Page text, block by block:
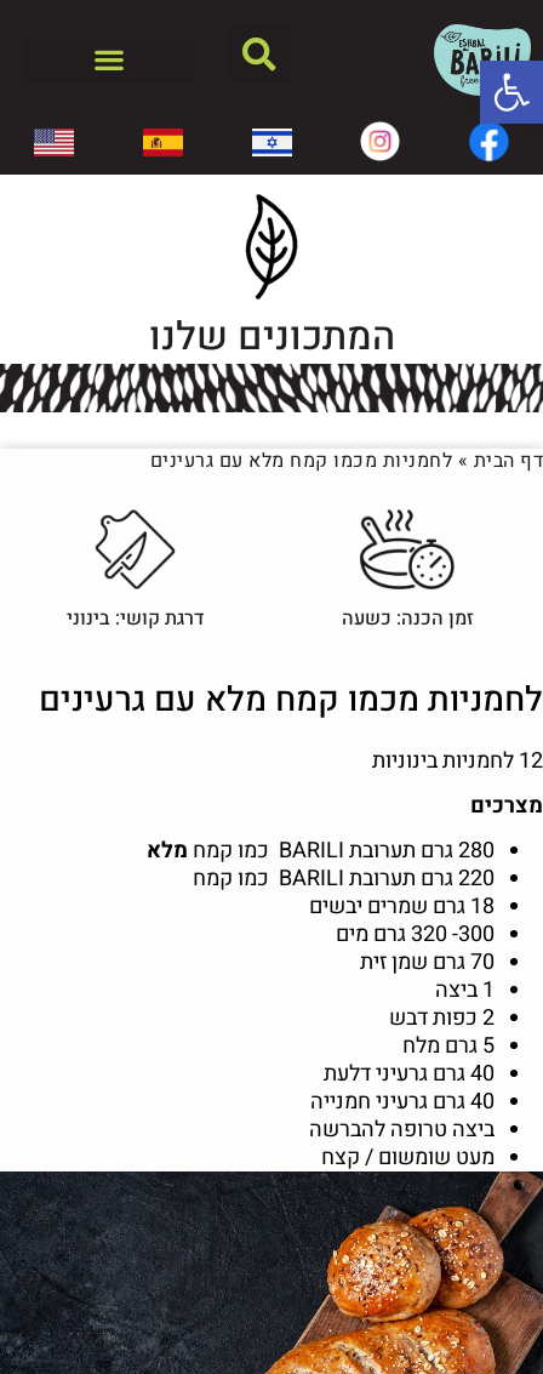
פתח סרגל נגישות
המתכונים שלנו
דף הבית » לחמניות מכמו קמח מלא עם גרעינים
זמן הכנה: כשעה דרגת קושי: בינוני
לחמניות מכמו קמח מלא עם גרעינים
12 לחמניות בינוניות
מצרכים
280 גרם תערובת BARILI כמו קמח
מלא
220 גרם תערובת BARILI כמו קמח
18 גרם שמרים יבשים
300- 320 גרם מים
70 גרם שמן זית
1 ביצה
2 כפות דבש
5 גרם מלח
40 גרם גרעיני דלעת
40 גרם גרעיני חמנייה
ביצה טרופה להברשה
מעט שומשום / קצח